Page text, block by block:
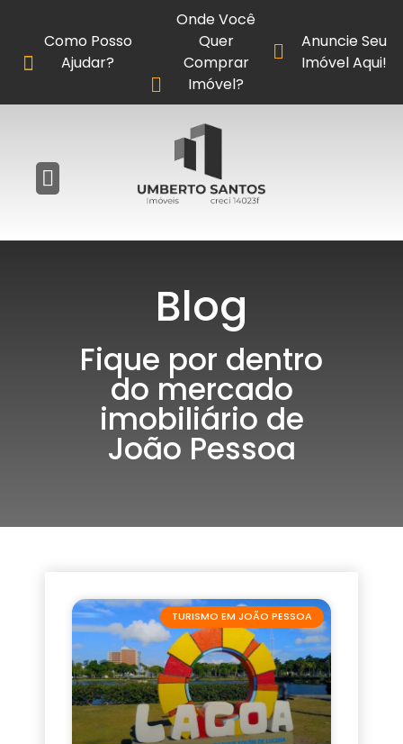
Anuncie Seu
Imóvel Aqui!
Como Posso
Ajudar?
Onde Você
Quer
Comprar
Imóvel?
Blog
Fique por dentro
do mercado
imobiliário de
João Pessoa
TURISMO EM JOÃO PESSOA